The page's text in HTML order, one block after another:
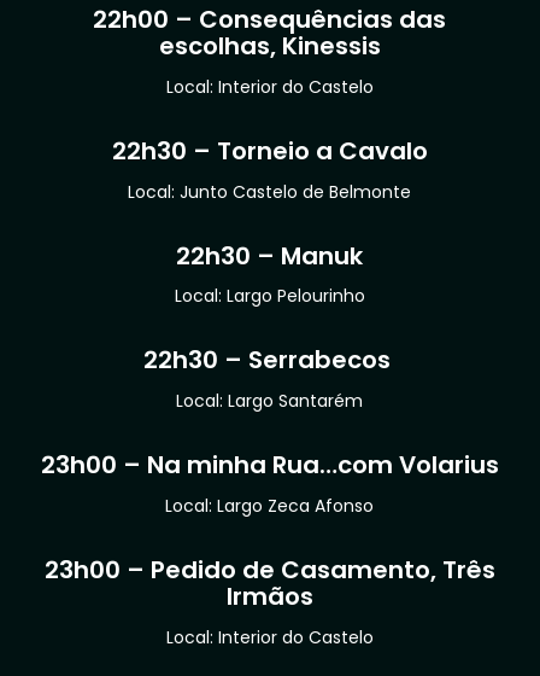
22h00 – Consequências das
escolhas, Kinessis
Local: Interior do Castelo
22h30 – Torneio a Cavalo
Local: Junto Castelo de Belmonte
22h30 – Manuk
Local: Largo Pelourinho
22h30 – Serrabecos
Local: Largo Santarém
23h00 – Na minha Rua…com Volarius
Local: Largo Zeca Afonso
23h00 – Pedido de Casamento, Três
Irmãos
Local: Interior do Castelo